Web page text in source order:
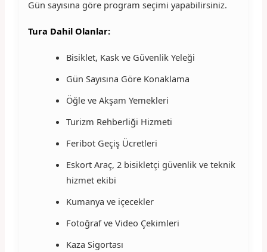
Gün sayısına göre program seçimi yapabilirsiniz.
Tura Dahil Olanlar:
Bisiklet, Kask ve Güvenlik Yeleği
Gün Sayısına Göre Konaklama
Öğle ve Akşam Yemekleri
Turizm Rehberliği Hizmeti
Feribot Geçiş Ücretleri
Eskort Araç, 2 bisikletçi güvenlik ve teknik
hizmet ekibi
Kumanya ve içecekler
Fotoğraf ve Video Çekimleri
Kaza Sigortası